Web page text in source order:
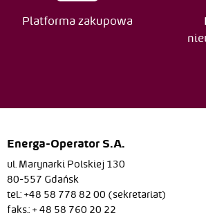
Małgorzata Smoliga
30
2007-07-
23
Platforma zakupowa
Energa-Operator S.A.
ul. Marynarki Polskiej 130
80-557 Gdańsk
tel.: +48 58 778 82 00 (sekretariat)
faks.: + 48 58 760 20 22